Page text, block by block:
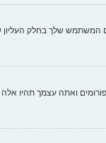
שלך בחלק העליון
ואתה עצמך תהיו